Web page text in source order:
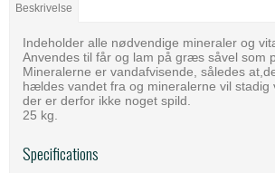
Beskrivelse
Indeholder alle nødvendige mineraler og
Anvendes til får og lam på græs såvel som
Mineralerne er vandafvisende, således
hældes vandet fra og mineralerne vil stadig
der er derfor ikke noget spild.
25 kg.
Specifications